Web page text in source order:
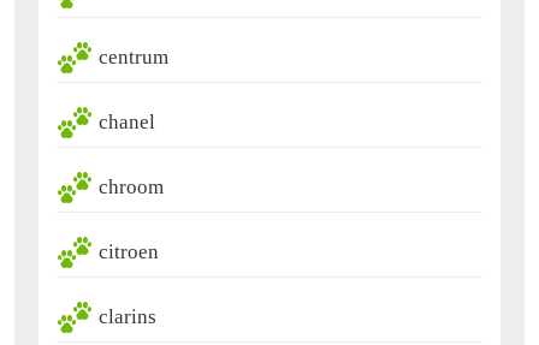
centrum
chanel
chroom
citroen
clarins